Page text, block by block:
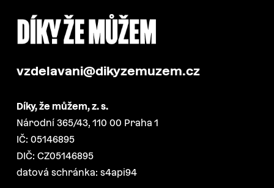
vzdelavani@dikyzemuzem.cz
Díky, že můžem, z. s.
Národní 365/43, 110 00 Praha 1
IČ: 05146895
DIČ: CZ05146895
datová schránka: s4api94